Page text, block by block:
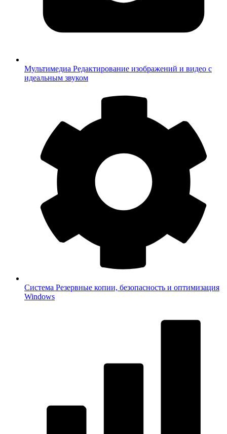
Мультимедиа Редактирование изображений и видео с
идеальным звуком
Система Резервные копии, безопасность и оптимизация
Windows